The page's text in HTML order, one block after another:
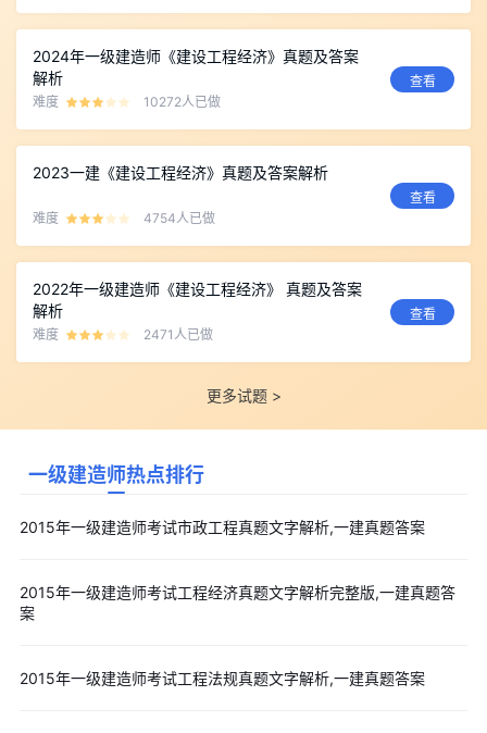
2024年一级建造师《建设工程经济》真题及答案
解析
难度 10272人已做
查看
2023一建《建设工程经济》真题及答案解析
难度 4754人已做
查看
2022年一级建造师《建设工程经济》 真题及答案
解析
难度 2471人已做
查看
更多试题 >
一级建造师热点排行
2015年一级建造师考试市政工程真题文字解析,一建真题答案
2015年一级建造师考试工程经济真题文字解析完整版,一建真题答
案
2015年一级建造师考试工程法规真题文字解析,一建真题答案